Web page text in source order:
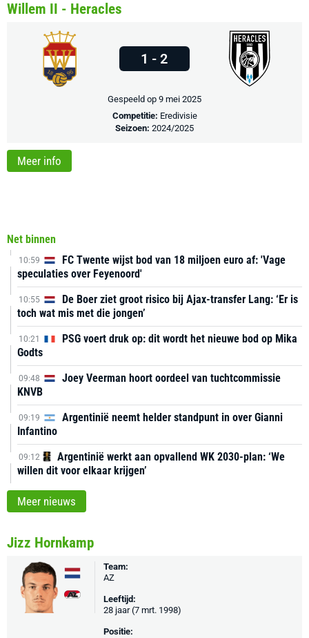
Net binnen
10:59
FC Twente wijst bod van 18 miljoen euro af: 'Vage
speculaties over Feyenoord'
10:55
De Boer ziet groot risico bij Ajax-transfer Lang: ‘Er is
toch wat mis met die jongen’
10:21
PSG voert druk op: dit wordt het nieuwe bod op Mika
Godts
09:48
Joey Veerman hoort oordeel van tuchtcommissie
KNVB
09:19
Argentinië neemt helder standpunt in over Gianni
Infantino
09:12
Argentinië werkt aan opvallend WK 2030-plan: ‘We
willen dit voor elkaar krijgen’
Meer nieuws
Willem II - Heracles
1 - 2
Gespeeld op 9 mei 2025
Competitie: Eredivisie
Seizoen: 2024/2025
Meer info
Jizz Hornkamp
Team:
AZ
Leeftijd:
28 jaar (7 mrt. 1998)
Positie: